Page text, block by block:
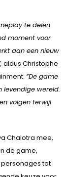
te delen
moment voor
aan een nieuw
aldus Christophe
“De game
levendige wereld.
volgen terwijl
Chalotra mee,
de game,
tot